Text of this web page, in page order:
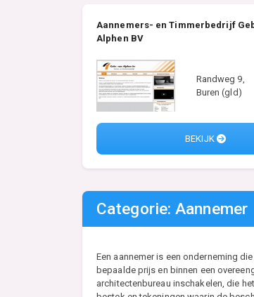
Aannemers- en Timmerbedrijf
Alphen BV
Randweg 9,
Buren (gld)
BEKIJK
Categorie: Aannemer
Een aannemer is een onderneming
bepaalde prijs en binnen een
architectenbureau inschakelen, die